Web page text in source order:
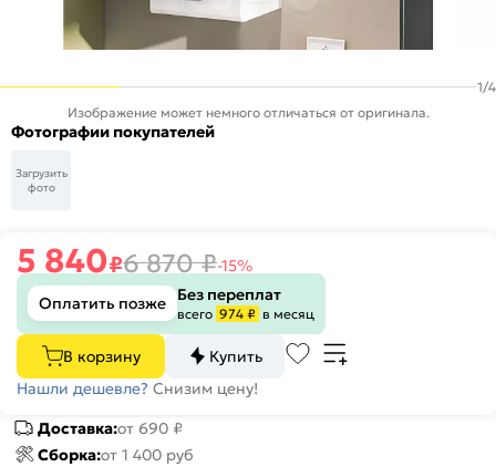
1/4
Изображение может немного отличаться от оригинала.
Фотографии покупателей
Загрузить
фото
5 840₽6 870₽-15%
Оплатить позже
Без переплат
всего 974 ₽ в месяц
В корзину
Купить
Нашли дешевле? Снизим цену!
Доставка:от 690 ₽
Сборка:от 1 400 руб